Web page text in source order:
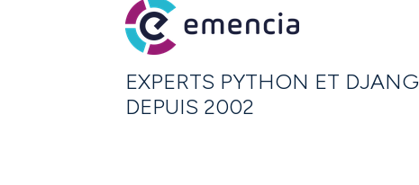
EXPERTS PYTHON ET
DEPUIS 2002